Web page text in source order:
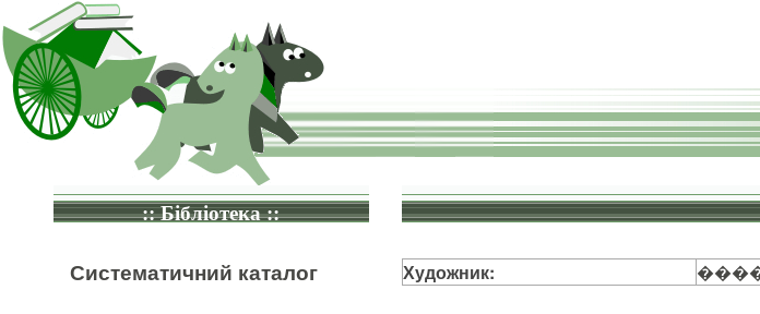
:: Бібліотека ::
Систематичний каталог
Художник: